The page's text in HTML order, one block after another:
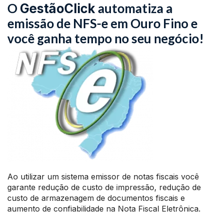
O GestãoClick automatiza a
emissão de NFS-e em Ouro Fino e
você ganha tempo no seu negócio!
Ao utilizar um sistema emissor de notas fiscais você
garante redução de custo de impressão, redução de
custo de armazenagem de documentos fiscais e
aumento de confiabilidade na Nota Fiscal Eletrônica.